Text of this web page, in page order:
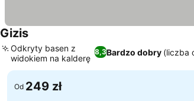
Gizis
8,3Bardzo dobry (liczba
Odkryty basen z
widokiem na kalderę
Od 249 zł